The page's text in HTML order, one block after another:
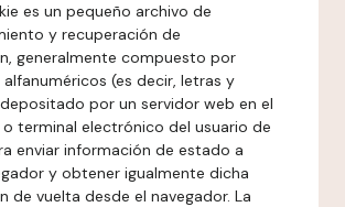
es un pequeño archivo de
y recuperación de
generalmente compuesto por
(es decir, letras y
por un servidor web en el
terminal electrónico del usuario de
enviar información de estado a
y obtener igualmente dicha
de vuelta desde el navegador. La